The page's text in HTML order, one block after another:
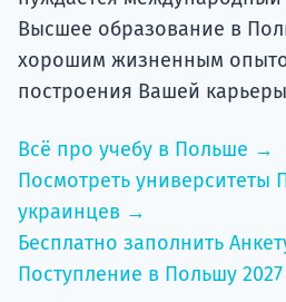
Высшее образование в
хорошим жизненным
построения Вашей
Всё про учебу в Польше →
Посмотреть университеты
украинцев →
Бесплатно заполнить
Поступление в Польшу